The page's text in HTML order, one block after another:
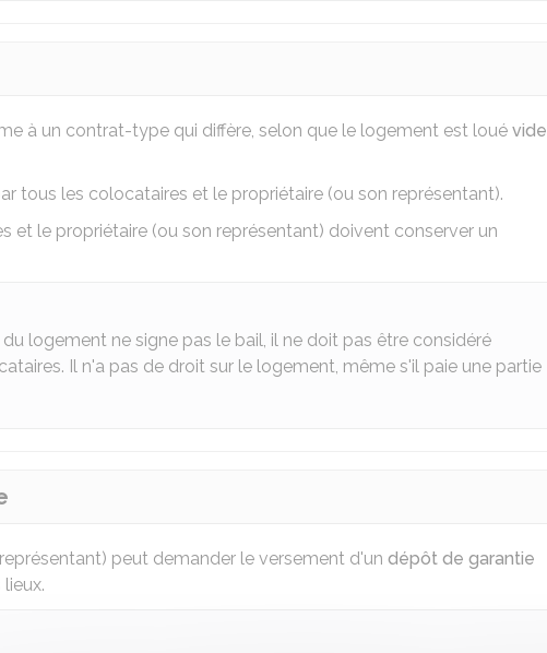
à un contrat-type qui diffère, selon que le logement est loué vide
tous les colocataires et le propriétaire (ou son représentant).
et le propriétaire (ou son représentant) doivent conserver un
logement ne signe pas le bail, il ne doit pas être considéré
Il n'a pas de droit sur le logement, même s'il paie une partie
peut demander le versement d'un dépôt de garantie